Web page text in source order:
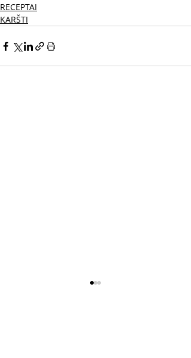
RECEPTAI
KARŠTI